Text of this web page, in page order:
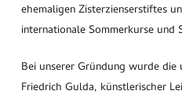
ehemaligen Zisterzienserstiftes
internationale Sommerkurse und
Bei unserer Gründung wurde
Friedrich Gulda, künstlerischer